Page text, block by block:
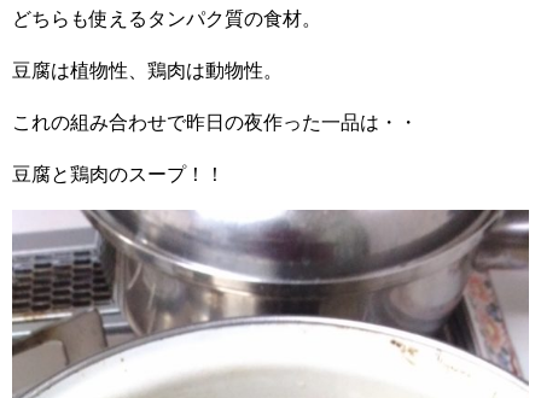
どちらも使えるタンパク質の食材。
豆腐は植物性、鶏肉は動物性。
これの組み合わせで昨日の夜作った一品は・・
豆腐と鶏肉のスープ！！